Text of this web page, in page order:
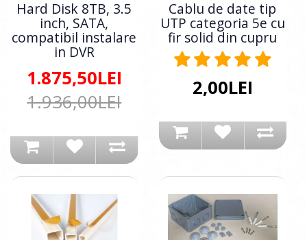
Hard Disk 8TB, 3.5
inch, SATA,
compatibil instalare
in DVR
1.875,50LEI
1.936,00LEI
Cablu de date tip
UTP categoria 5e cu
fir solid din cupru
2,00LEI